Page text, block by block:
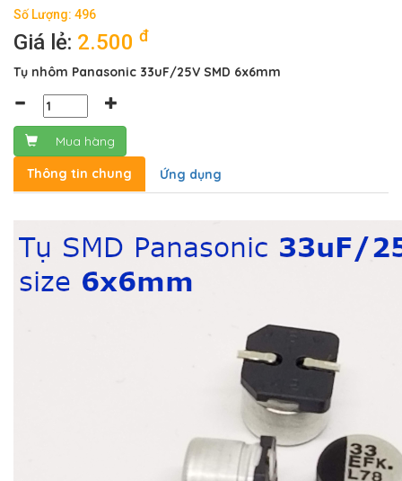
Số Lượng: 496
Giá lẻ: 2.500 đ
Tụ nhôm Panasonic 33uF/25V SMD 6x6mm
Mua hàng
Thông tin chung
Ứng dụng